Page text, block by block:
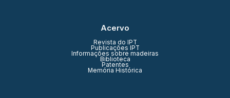
Acervo
Revista do IPT
Publicações IPT
Informações sobre madeiras
Biblioteca
Patentes
Memória Histórica